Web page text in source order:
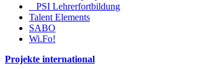
PSI Lehrerfortbildung
Talent Elements
SABO
Wi.Fo!
Projekte international